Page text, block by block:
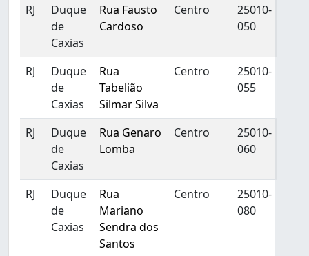
RJ
Duque
de
Caxias
Rua Fausto
Cardoso
Centro
25010-
050
RJ
Duque
de
Caxias
Rua
Tabelião
Silmar Silva
Centro
25010-
055
RJ
Duque
de
Caxias
Rua Genaro
Lomba
Centro
25010-
060
RJ
Duque
de
Caxias
Rua
Mariano
Sendra dos
Santos
Centro
25010-
080